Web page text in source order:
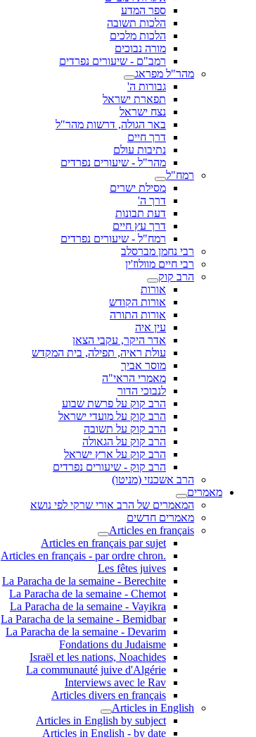
ספר המדע
הלכות תשובה
הלכות מלכים
מורה נבוכים
רמב"ם - שיעורים נפרדים
מהר"ל מפראג
גבורות ה'
תפארת ישראל
נצח ישראל
באר הגולה, דרשות מהר"ל
דרך חיים
נתיבות עולם
מהר"ל - שיעורים נפרדים
רמח"ל
מסילת ישרים
דרך ה'
דעת תבונות
דרך עץ חיים
רמח"ל - שיעורים נפרדים
רבי נחמן מברסלב
רבי חיים מוולוז'ין
הרב קוק
אורות
אורות הקודש
אורות התורה
עין איה
אדר היקר, עקבי הצאן
עולת ראיה, תפילה, בית המקדש
מוסר אביך
מאמרי הראי"ה
לנבוכי הדור
הרב קוק על פרשת שבוע
הרב קוק על מועדי ישראל
הרב קוק על תשובה
הרב קוק על הגאולה
הרב קוק על ארץ ישראל
הרב קוק - שיעורים נפרדים
הרב אשכנזי (מניטו)
מאמרים
המאמרים של הרב אורי שרקי לפי נושא
מאמרים חדשים
Articles en français
Articles en français par sujet
.Articles en français - par ordre chron
Les fêtes juives
La Paracha de la semaine - Berechite
La Paracha de la semaine - Chemot
La Paracha de la semaine - Vayikra
La Paracha de la semaine - Bemidbar
La Paracha de la semaine - Devarim
Fondations du Judaisme
Israël et les nations, Noachides
La communauté juive d'Algérie
Interviews avec le Rav
Articles divers en français
Articles in English
Articles in English by subject
Articles in English - by date